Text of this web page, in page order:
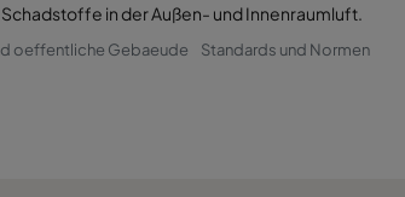
in der Außen- und Innenraumluft.
oeffentliche Gebaeude Standards und Normen